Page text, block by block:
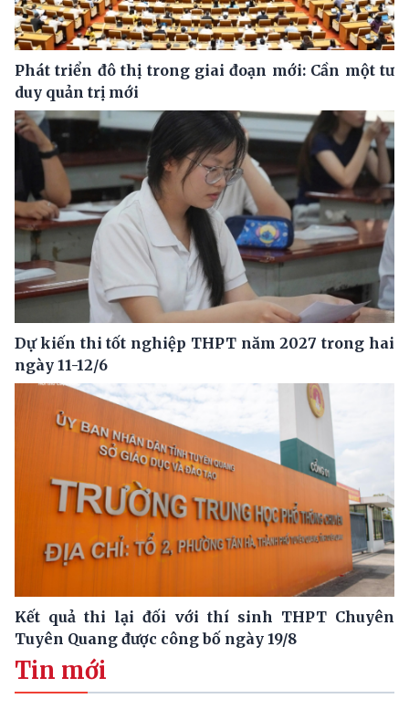
Phát triển đô thị trong giai đoạn mới: Cần một tư
duy quản trị mới
Dự kiến thi tốt nghiệp THPT năm 2027 trong hai
ngày 11-12/6
Kết quả thi lại đối với thí sinh THPT Chuyên
Tuyên Quang được công bố ngày 19/8
Tin mới